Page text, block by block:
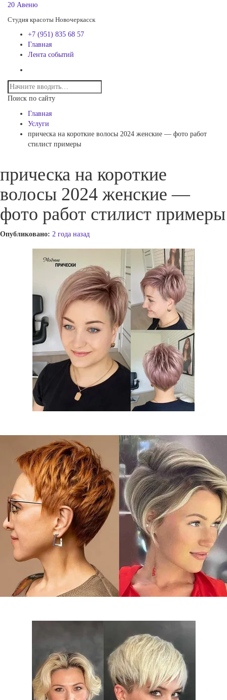
20 Авеню
Студия красоты Новочеркасск
+7 (951) 835 68 57
Главная
Лента событий
Поиск по сайту
Главная
Услуги
прическа на короткие волосы 2024 женские — фото работ
стилист примеры
прическа на короткие
волосы 2024 женские —
фото работ стилист примеры
Опубликовано: 2 года назад